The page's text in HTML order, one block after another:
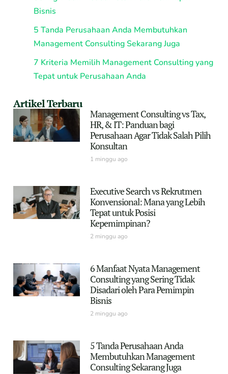
Bisnis
5 Tanda Perusahaan Anda Membutuhkan
Management Consulting Sekarang Juga
7 Kriteria Memilih Management Consulting yang
Tepat untuk Perusahaan Anda
Artikel Terbaru
Management Consulting vs Tax,
HR, & IT: Panduan bagi
Perusahaan Agar Tidak Salah Pilih
Konsultan
1 minggu ago
Executive Search vs Rekrutmen
Konvensional: Mana yang Lebih
Tepat untuk Posisi
Kepemimpinan?
2 minggu ago
6 Manfaat Nyata Management
Consulting yang Sering Tidak
Disadari oleh Para Pemimpin
Bisnis
2 minggu ago
5 Tanda Perusahaan Anda
Membutuhkan Management
Consulting Sekarang Juga